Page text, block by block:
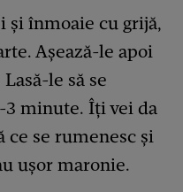
și înmoaie cu grijă,
Așează-le apoi
le să se
3 minute. Îți vei da
ce se rumenesc și
ușor maronie.